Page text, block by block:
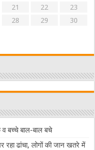
21 22
23
28 29
30
बच्चे बाल-बाल बचे
ढांचा, लोगों की जान खतरे में